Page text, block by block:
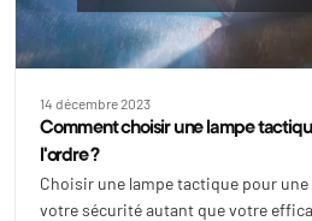
14 décembre 2023
Comment choisir une lampe
l'ordre ?
Choisir une lampe tactique pour
votre sécurité autant que votre